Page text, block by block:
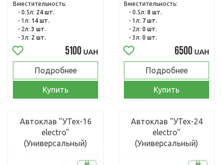
Вместительность:
- 0.5л: 24 шт.
- 1л: 14 шт.
- 2л: 3 шт.
- 3л: 2 шт.
5100 UAH
Подробнее
Купить
Вместительность:
- 0.5л: 8 шт.
- 1л: 7 шт.
- 2л: 0 шт.
- 3л: 0 шт.
6500 UAH
Подробнее
Купить
Автоклав "УТех-16
electro"
(Универсальный)
Автоклав "УТех-24
electro"
(Универсальный)